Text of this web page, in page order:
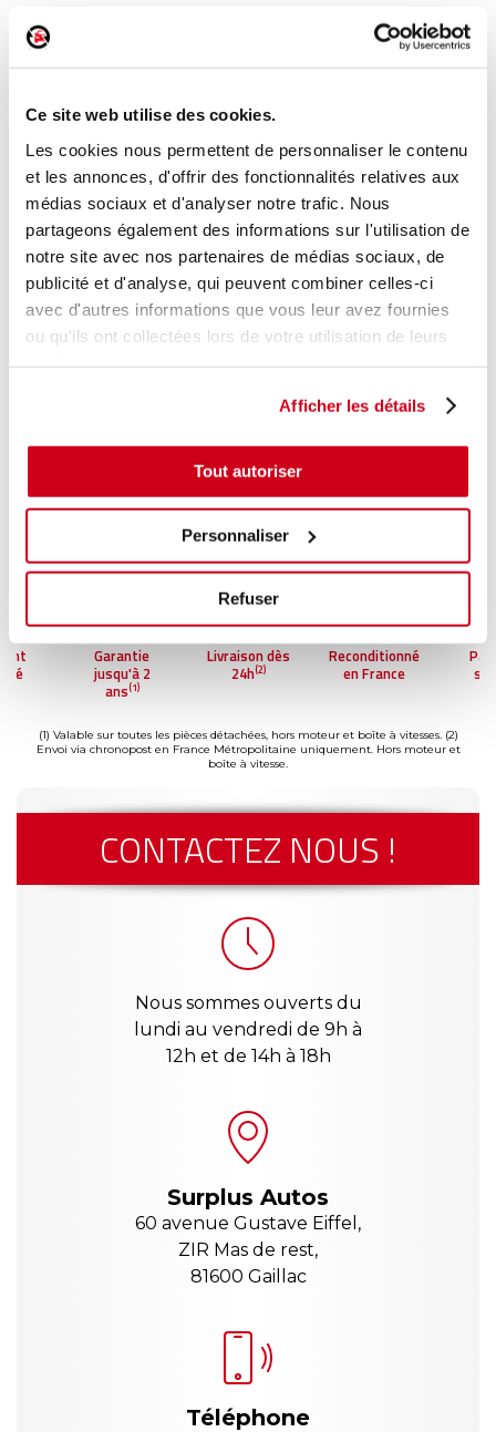
Ce site web utilise des cookies.
Les cookies nous permettent de personnaliser le contenu
et les annonces, d'offrir des fonctionnalités relatives aux
médias sociaux et d'analyser notre trafic. Nous
partageons également des informations sur l'utilisation de
notre site avec nos partenaires de médias sociaux, de
publicité et d'analyse, qui peuvent combiner celles-ci
avec d'autres informations que vous leur avez fournies
ou qu'ils ont collectées lors de votre utilisation de leurs
Afficher les détails
Tout autoriser
Personnaliser
Refuser
Capot
Réf. constructeur :533010F011
2004 - 200706
Modèle de provenance
Caractéristiques techniques
En stock 70,00 € TTC
AJOUTER AU PANIER
Garantie
jusqu'à 2
(1)
Livraison dès
Reconditionné
en France
Paiement
sécurisé
(1) Valable sur toutes les pièces détachées, hors moteur et boîte à vitesses. (2)
Envoi via chronopost en France Métropolitaine uniquement. Hors moteur et
boîte à vitesse.
CONTACTEZ NOUS !
Nous sommes ouverts du
lundi au vendredi de 9h à
12h et de 14h à 18h
Surplus Autos
60 avenue Gustave Eiffel,
ZIR Mas de rest,
81600 Gaillac
Téléphone